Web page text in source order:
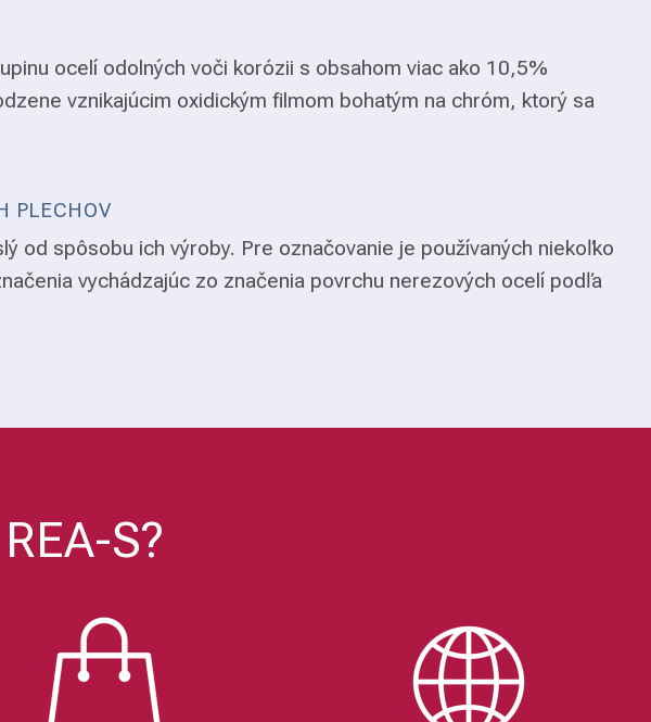
ocelí odolných voči korózii s obsahom viac ako 10,5%
vznikajúcim oxidickým filmom bohatým na chróm, ktorý sa
PLECHOV
od spôsobu ich výroby. Pre označovanie je používaných niekoľko
vychádzajúc zo značenia povrchu nerezových ocelí podľa
S?